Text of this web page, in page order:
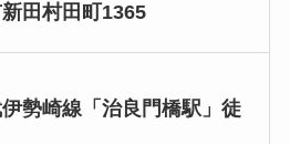
田村田町1365
伊勢崎線「治良門橋駅」徒